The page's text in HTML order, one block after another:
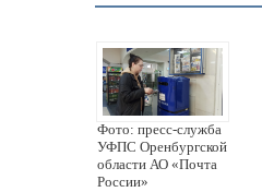
Фото: пресс-служба
УФПС Оренбургской
области АО «Почта
России»